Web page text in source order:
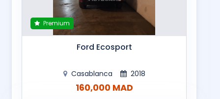
Premium
Ford Ecosport
Casablanca 2018
160,000 MAD